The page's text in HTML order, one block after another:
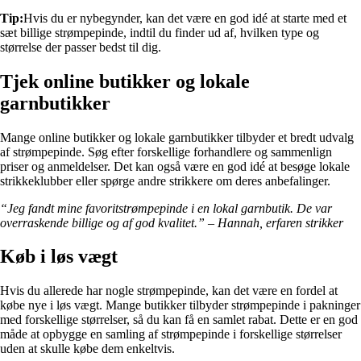
Tip:Hvis du er nybegynder, kan det være en god idé at starte med et
sæt billige strømpepinde, indtil du finder ud af, hvilken type og
størrelse der passer bedst til dig.
Tjek online butikker og lokale
garnbutikker
Mange online butikker og lokale garnbutikker tilbyder et bredt udvalg
af strømpepinde. Søg efter forskellige forhandlere og sammenlign
priser og anmeldelser. Det kan også være en god idé at besøge lokale
strikkeklubber eller spørge andre strikkere om deres anbefalinger.
“Jeg fandt mine favoritstrømpepinde i en lokal garnbutik. De var
overraskende billige og af god kvalitet.” – Hannah, erfaren strikker
Køb i løs vægt
Hvis du allerede har nogle strømpepinde, kan det være en fordel at
købe nye i løs vægt. Mange butikker tilbyder strømpepinde i pakninger
med forskellige størrelser, så du kan få en samlet rabat. Dette er en god
måde at opbygge en samling af strømpepinde i forskellige størrelser
uden at skulle købe dem enkeltvis.